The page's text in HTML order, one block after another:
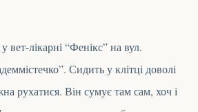
вет-лікарні “Фенікс” на вул.
Сидить у клітці доволі
рухатися. Він сумує там сам, хоч і